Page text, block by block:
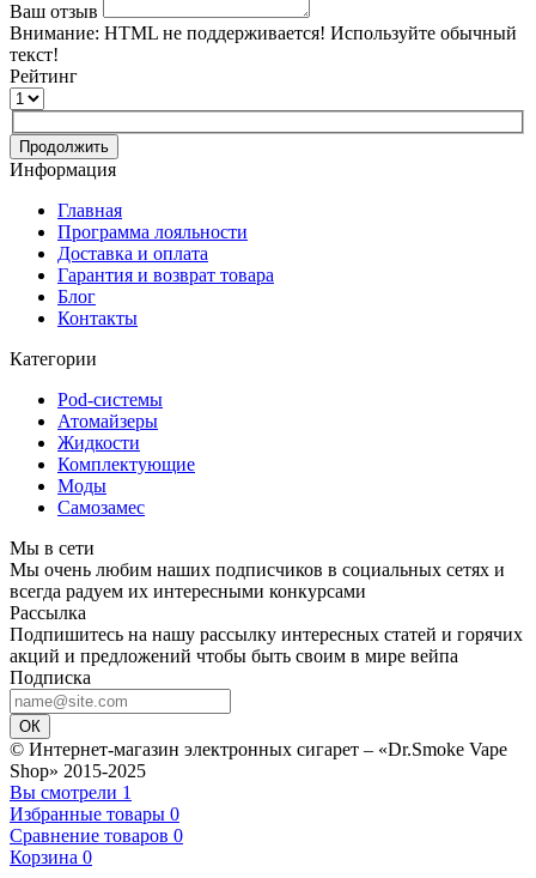
Ваш отзыв
Внимание: HTML не поддерживается! Используйте обычный
текст!
Рейтинг
Продолжить
Информация
Главная
Программа лояльности
Доставка и оплата
Гарантия и возврат товара
Блог
Контакты
Категории
Pod-системы
Атомайзеры
Жидкости
Комплектующие
Моды
Самозамес
Мы в сети
Мы очень любим наших подписчиков в социальных сетях и
всегда радуем их интересными конкурсами
Рассылка
Подпишитесь на нашу рассылку интересных статей и горячих
акций и предложений чтобы быть своим в мире вейпа
Подписка
ОК
© Интернет-магазин электронных сигарет – «Dr.Smoke Vape
Shop» 2015-2025
Вы смотрели 1
Избранные товары 0
Сравнение товаров 0
Корзина 0